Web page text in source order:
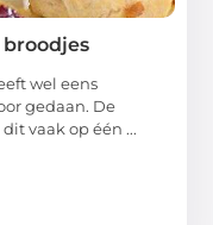
wel eens
gedaan. De
vaak op één ...